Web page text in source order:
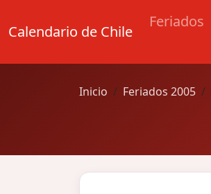
Calendario de Chile
Feriados
Inicio Feriados 2005